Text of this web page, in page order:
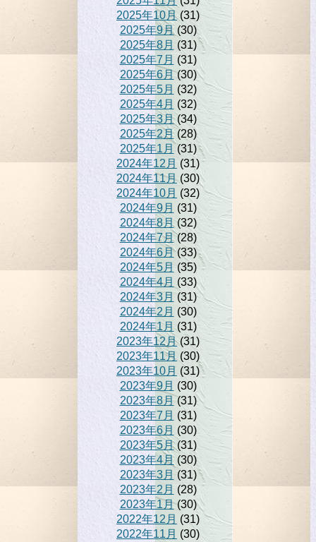
2025年10月(31)
2025年9月(30)
2025年8月 (31)
2025年7月 (31)
2025年6月(30)
2025年5月 (32)
2025年4月 (32)
2025年3月(34)
2025年2月(28)
2025年1月 (31)
2024年12月 (31)
2024年11月 (30)
2024年10月 (32)
2024年9月 (31)
2024年8月(32)
2024年7月(28)
2024年6月(33)
2024年5月(35)
2024年4月 (33)
2024年3月 (31)
2024年2月 (30)
2024年1月 (31)
2023年12月(31)
2023年11月 (30)
2023年10月 (31)
2023年9月 (30)
2023年8月 (31)
2023年7月 (31)
2023年6月 (30)
2023年5月(31)
2023年4月(30)
2023年3月 (31)
2023年2月(28)
2023年1月(30)
2022年12月 (31)
2022年11月 (30)